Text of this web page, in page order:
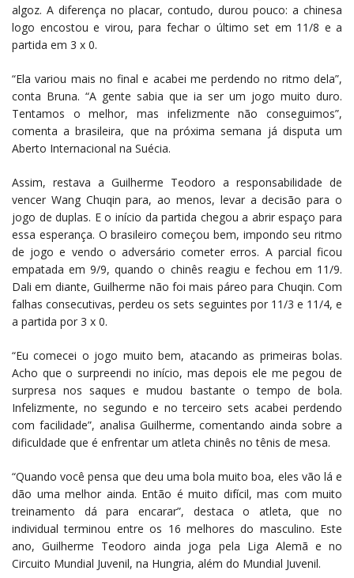
algoz. A diferença no placar, contudo, durou pouco: a chinesa
logo encostou e virou, para fechar o último set em 11/8 e a
partida em 3 x 0.
“Ela variou mais no final e acabei me perdendo no ritmo dela”,
conta Bruna. “A gente sabia que ia ser um jogo muito duro.
Tentamos o melhor, mas infelizmente não conseguimos”,
comenta a brasileira, que na próxima semana já disputa um
Aberto Internacional na Suécia.
Assim, restava a Guilherme Teodoro a responsabilidade de
vencer Wang Chuqin para, ao menos, levar a decisão para o
jogo de duplas. E o início da partida chegou a abrir espaço para
essa esperança. O brasileiro começou bem, impondo seu ritmo
de jogo e vendo o adversário cometer erros. A parcial ficou
empatada em 9/9, quando o chinês reagiu e fechou em 11/9.
Dali em diante, Guilherme não foi mais páreo para Chuqin. Com
falhas consecutivas, perdeu os sets seguintes por 11/3 e 11/4, e
a partida por 3 x 0.
“Eu comecei o jogo muito bem, atacando as primeiras bolas.
Acho que o surpreendi no início, mas depois ele me pegou de
surpresa nos saques e mudou bastante o tempo de bola.
Infelizmente, no segundo e no terceiro sets acabei perdendo
com facilidade”, analisa Guilherme, comentando ainda sobre a
dificuldade que é enfrentar um atleta chinês no tênis de mesa.
“Quando você pensa que deu uma bola muito boa, eles vão lá e
dão uma melhor ainda. Então é muito difícil, mas com muito
treinamento dá para encarar”, destaca o atleta, que no
individual terminou entre os 16 melhores do masculino. Este
ano, Guilherme Teodoro ainda joga pela Liga Alemã e no
Circuito Mundial Juvenil, na Hungria, além do Mundial Juvenil.